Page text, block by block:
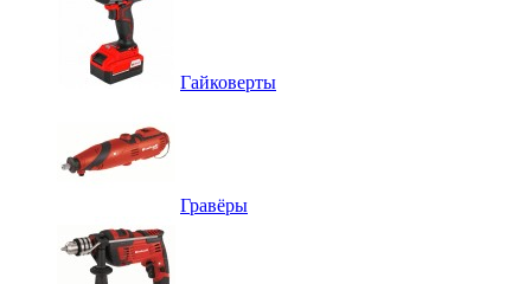
Гайковерты
Гравёры